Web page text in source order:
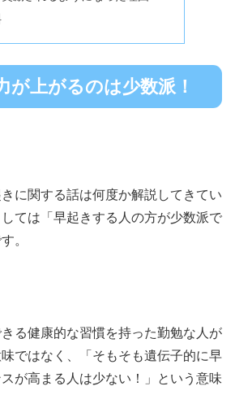
が上がるのは少数派！
に関する話は何度か解説してきてい
ては「早起きする人の方が少数派で
。
る健康的な習慣を持った勤勉な人が
ではなく、「そもそも遺伝子的に早
が高まる人は少ない！」という意味